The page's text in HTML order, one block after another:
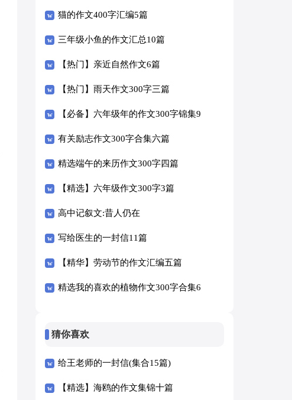
猫的作文400字汇编5篇
三年级小鱼的作文汇总10篇
【热门】亲近自然作文6篇
【热门】雨天作文300字三篇
【必备】六年级年的作文300字锦集9
篇
有关励志作文300字合集六篇
精选端午的来历作文300字四篇
【精选】六年级作文300字3篇
高中记叙文:昔人仍在
写给医生的一封信11篇
【精华】劳动节的作文汇编五篇
精选我的喜欢的植物作文300字合集6
猜你喜欢
给王老师的一封信(集合15篇)
【精选】海鸥的作文集锦十篇